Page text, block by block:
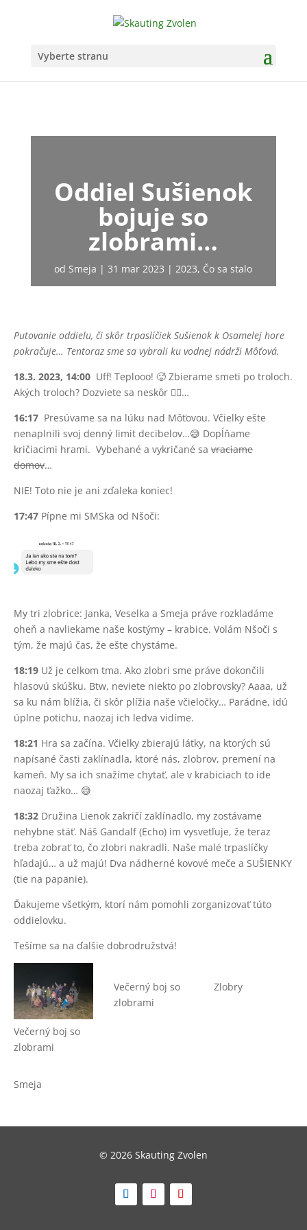
Vyberte stranu
Oddiel Sušienok
bojuje so
zlobrami…
od Smeja 31 mar 2023 2023, Čo sa stalo
Putovanie oddielu, či skôr trpaslíčiek Sušienok k Osamelej hore
pokračuje… Tentoraz sme sa vybrali ku vodnej nádrži Môťová.
18.3. 2023, 14:00 Uff! Teplooo! 🥵 Zbierame smeti po troloch.
Akých troloch? Dozviete sa neskôr 🤷‍♀️…
16:17 Presúvame sa na lúku nad Môťovou. Včielky ešte
nenaplnili svoj denný limit decibelov…😅 Dopĺňame
kričiacimi hrami. Vybehané a vykričané sa vraciame
domov…
NIE! Toto nie je ani zďaleka koniec!
17:47 Pípne mi SMSka od Nšoči:
My tri zlobrice: Janka, Veselka a Smeja práve rozkladáme
oheň a navliekame naše kostýmy – krabice. Volám Nšoči s
tým, že majú čas, že ešte chystáme.
18:19 Už je celkom tma. Ako zlobri sme práve dokončili
hlasovú skúšku. Btw, neviete niekto po zlobrovsky? Aaaa, už
sa ku nám blížia, či skôr plížia naše včieločky… Parádne, idú
úplne potichu, naozaj ich ledva vidíme.
18:21 Hra sa začína. Včielky zbierajú látky, na ktorých sú
napísané časti zaklínadla, ktoré nás, zlobrov, premení na
kameň. My sa ich snažíme chytať, ale v krabiciach to ide
naozaj ťažko… 😅
18:32 Družina Lienok zakričí zaklínadlo, my zostávame
nehybne stáť. Náš Gandalf (Echo) im vysvetľuje, že teraz
treba zobrať to, čo zlobri nakradli. Naše malé trpaslíčky
hľadajú… a už majú! Dva nádherné kovové meče a SUŠIENKY
(tie na papanie).
Ďakujeme všetkým, ktorí nám pomohli zorganizovať túto
oddielovku.
Tešíme sa na ďalšie dobrodružstvá!
Večerný boj so
zlobrami
Večerný boj so
zlobrami
Zlobry
Smeja
© 2026 Skauting Zvolen